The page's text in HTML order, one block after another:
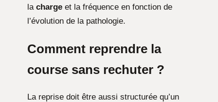
la charge et la fréquence en fonction de
l’évolution de la pathologie.
Comment reprendre la
course sans rechuter ?
La reprise doit être aussi structurée qu’un